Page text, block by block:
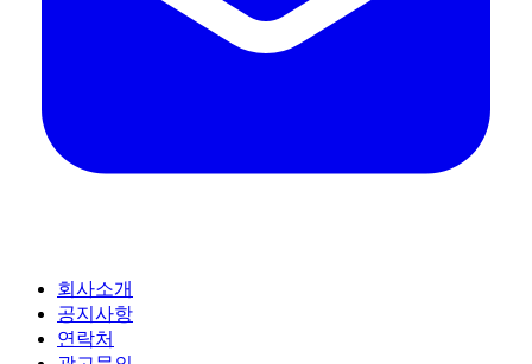
회사소개
공지사항
연락처